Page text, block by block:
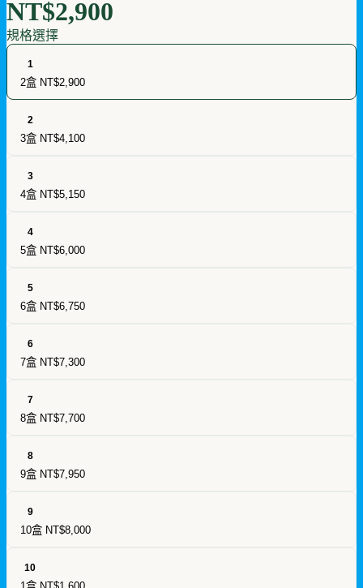
NT$2,900
規格選擇
1
2盒 NT$2,900
2
3盒 NT$4,100
3
4盒 NT$5,150
4
5盒 NT$6,000
5
6盒 NT$6,750
6
7盒 NT$7,300
7
8盒 NT$7,700
8
9盒 NT$7,950
9
10盒 NT$8,000
10